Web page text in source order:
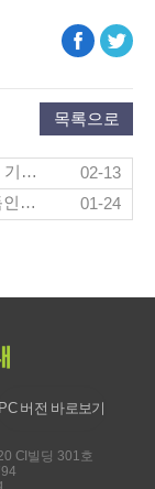
목록으로
[성명서] 예장통합교단 김의식 목사 기소 기각에 대한 우리의 입장
02-13
[정기총회] 여는강좌 '상식을 따르는 기독인으로 살아남기'
01-24
PC 버전 바로보기
CI빌딩 301호